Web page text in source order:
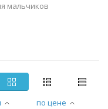
мальчиков
по цене